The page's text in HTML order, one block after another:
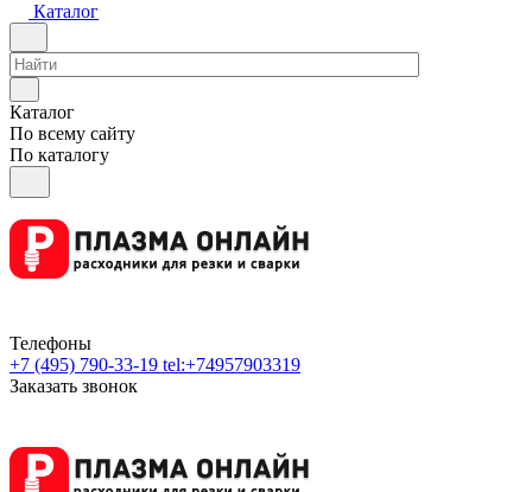
Каталог
Каталог
По всему сайту
По каталогу
Телефоны
+7 (495) 790-33-19 tel:+74957903319
Заказать звонок